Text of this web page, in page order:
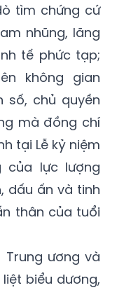
tìm chứng cứ
nhũng, lãng
tế phức tạp;
không gian
số, chủ quyền
mà đồng chí
tại Lễ kỷ niệm
của lực lượng
dấu ấn và tinh
thân của tuổi
ương và
biểu dương,